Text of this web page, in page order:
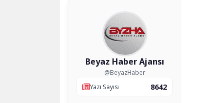
Beyaz Haber Ajansı
@BeyazHaber
Yazı Sayısı
8642